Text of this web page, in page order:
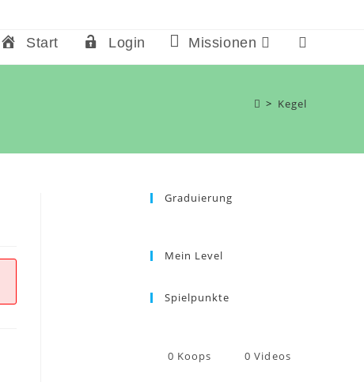
Start Login Missionen
Suche
> Kegel
Graduierung
Mein Level
Spielpunkte
0 Koops 0 Videos